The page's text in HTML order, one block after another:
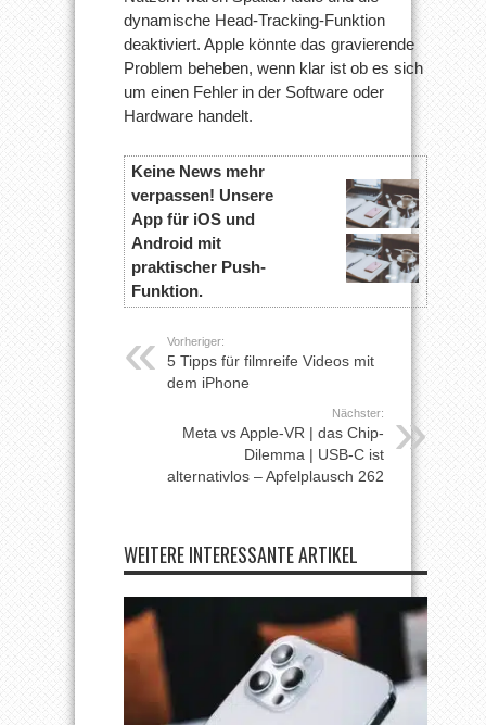
dynamische Head-Tracking-Funktion
deaktiviert. Apple könnte das gravierende
Problem beheben, wenn klar ist ob es sich
um einen Fehler in der Software oder
Hardware handelt.
Keine News mehr
verpassen! Unsere
App für iOS und
Android mit
praktischer Push-
Funktion.
Vorheriger:
5 Tipps für filmreife Videos mit
dem iPhone
Nächster:
Meta vs Apple-VR | das Chip-
Dilemma | USB-C ist
alternativlos – Apfelplausch 262
WEITERE INTERESSANTE ARTIKEL